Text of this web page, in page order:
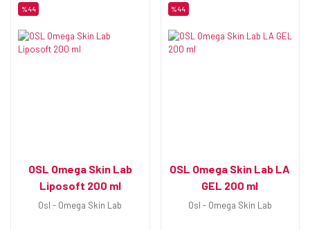
%44
OSL Omega Skin Lab
Liposoft 200 ml
Osl - Omega Skin Lab
%44
OSL Omega Skin Lab LA
GEL 200 ml
Osl - Omega Skin Lab